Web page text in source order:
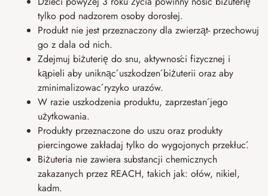
tylko pod nadzorem osoby dorosłej.
Produkt nie jest przeznaczony dla zwierząt- przechowuj
go z dala od nich.
Zdejmuj biżuterię do snu, aktywności fizycznej i
kąpieli aby uniknąć uszkodzeń biżuterii oraz aby
zminimalizować ryzyko urazów.
W razie uszkodzenia produktu, zaprzestań jego
użytkowania.
Produkty przeznaczone do uszu oraz produkty
piercingowe zakładaj tylko do wygojonych przekłuć.
Biżuteria nie zawiera substancji chemicznych
zakazanych przez REACH, takich jak: ołów, nikiel,
kadm.